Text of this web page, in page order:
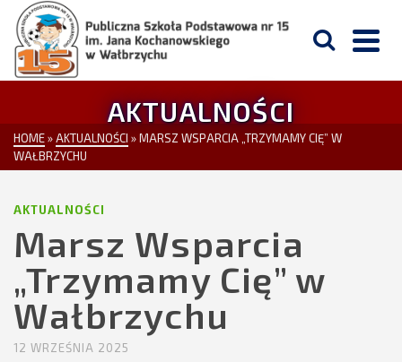
AKTUALNOŚCI
HOME»AKTUALNOŚCI »MARSZ WSPARCIA „TRZYMAMY CIĘ” W
WAŁBRZYCHU
AKTUALNOŚCI
Marsz Wsparcia
„Trzymamy Cię” w
Wałbrzychu
12 WRZEŚNIA 2025